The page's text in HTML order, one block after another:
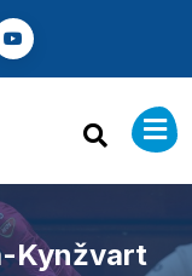
Kynžvart